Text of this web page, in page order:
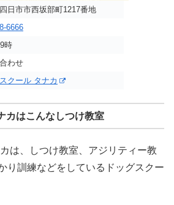
日市市西坂部町1217番地
6666
時
わせ
クール タナカ
カはこんなしつけ教室
は、しつけ教室、アジリティー教
り訓練などをしているドッグスクー